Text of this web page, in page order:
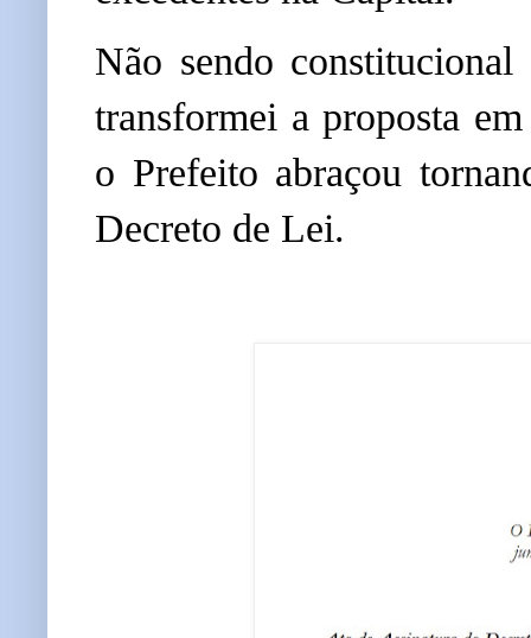
Não sendo
transformei a proposta
o Prefeito abraçou
Decreto de Lei.